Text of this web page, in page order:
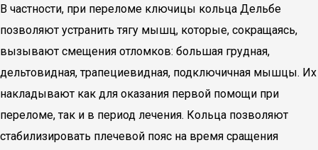
В частности, при переломе ключицы кольца Дельбе
позволяют устранить тягу мышц, которые, сокращаясь,
вызывают смещения отломков: большая грудная,
дельтовидная, трапециевидная, подключичная мышцы. Их
накладывают как для оказания первой помощи при
переломе, так и в период лечения. Кольца позволяют
стабилизировать плечевой пояс на время сращения